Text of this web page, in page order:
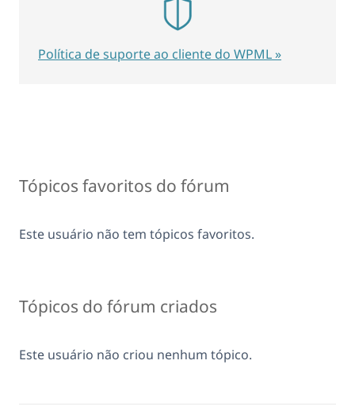
Tópicos favoritos do fórum
Este usuário não tem tópicos favoritos.
Tópicos do fórum criados
Este usuário não criou nenhum tópico.
Política de suporte ao cliente do WPML »